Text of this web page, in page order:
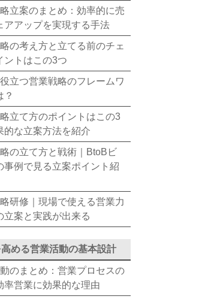
立案のまとめ：効率的に売
アアップを実現する手法
の考え方と立てる前のチェ
ントはこの3つ
立つ営業戦略のフレームワ
？
立て方のポイントはこの3
的な立案方法を紹介
の立て方と戦術｜BtoBビ
事例で見る立案ポイント紹
研修｜現場で使える営業力
立案と実践が出来る
める営業活動の基本設計
のまとめ：営業プロセスの
率営業に効果的な理由